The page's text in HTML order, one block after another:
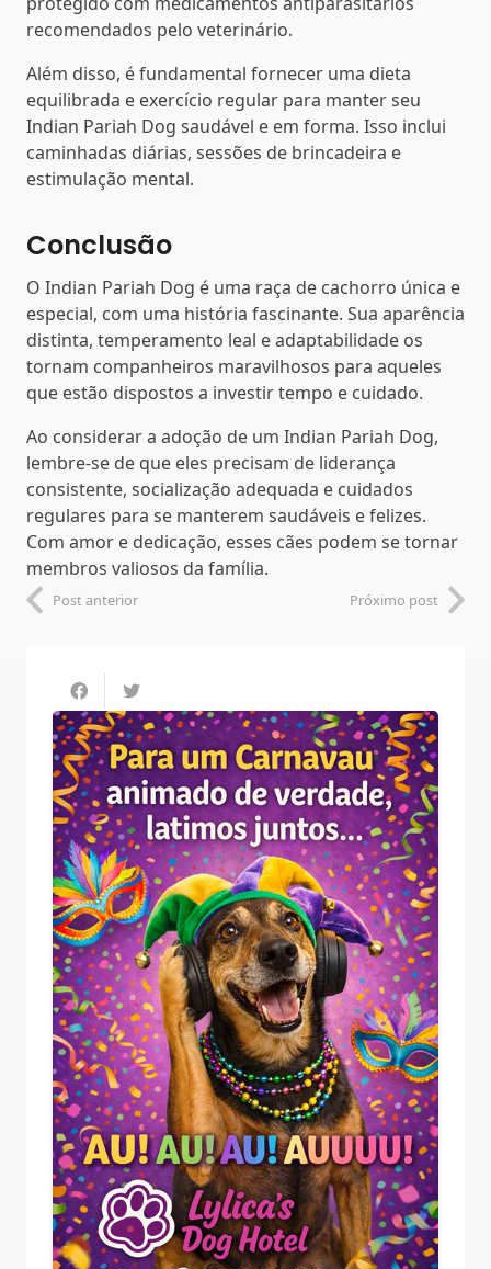
recomendados pelo veterinário.
Além disso, é fundamental fornecer uma dieta
equilibrada e exercício regular para manter seu
Indian Pariah Dog saudável e em forma. Isso inclui
caminhadas diárias, sessões de brincadeira e
estimulação mental.
Conclusão
O Indian Pariah Dog é uma raça de cachorro única e
especial, com uma história fascinante. Sua aparência
distinta, temperamento leal e adaptabilidade os
tornam companheiros maravilhosos para aqueles
que estão dispostos a investir tempo e cuidado.
Ao considerar a adoção de um Indian Pariah Dog,
lembre-se de que eles precisam de liderança
consistente, socialização adequada e cuidados
regulares para se manterem saudáveis e felizes.
Com amor e dedicação, esses cães podem se tornar
membros valiosos da família.
Post anterior Próximo post